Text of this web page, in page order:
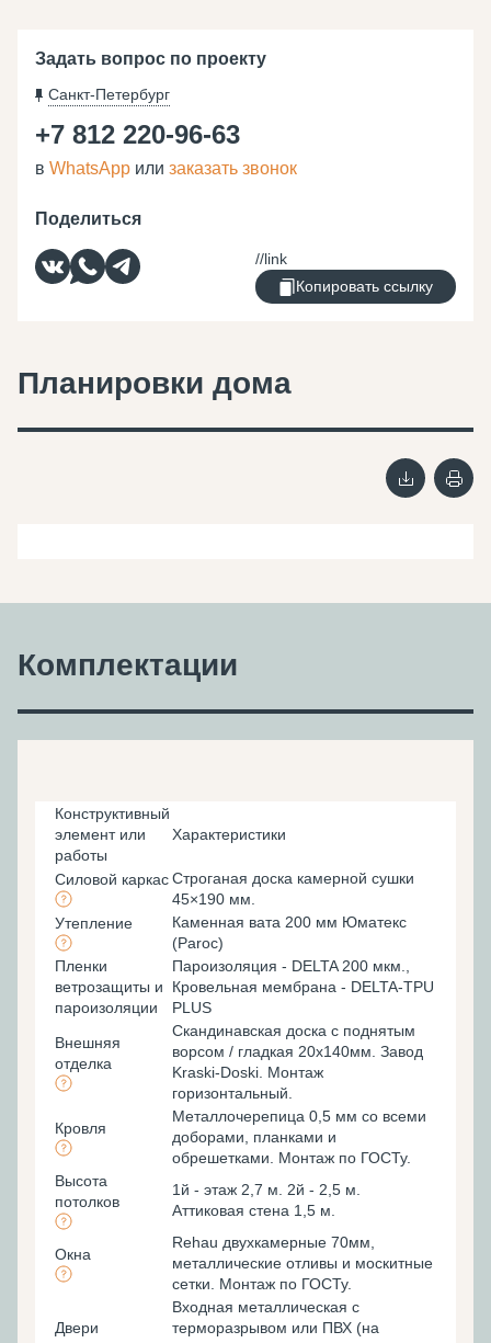
Задать вопрос по проекту
Санкт-Петербург
+7 812 220-96-63
в WhatsApp или заказать звонок
Поделиться
Копировать ссылку
Планировки дома
Комплектации
Конструктивный
элемент или
работы
Характеристики
Силовой каркасСтроганая доска камерной сушки
45×190 мм.
Утепление
Каменная вата 200 мм Юматекс
(Paroc)
Пленки
ветрозащиты и
пароизоляции
Пароизоляция - DELTA 200 мкм.,
Кровельная мембрана - DELTA-TPU
PLUS
Внешняя
отделка
Скандинавская доска с поднятым
ворсом / гладкая 20х140мм. Завод
Kraski-Doski. Монтаж
горизонтальный.
Кровля
Металлочерепица 0,5 мм со всеми
доборами, планками и
обрешетками. Монтаж по ГОСТу.
Высота
потолков
1й - этаж 2,7 м. 2й - 2,5 м.
Аттиковая стена 1,5 м.
Окна
Rehau двухкамерные 70мм,
металлические отливы и москитные
сетки. Монтаж по ГОСТу.
Двери
Входная металлическая с
терморазрывом или ПВХ (на